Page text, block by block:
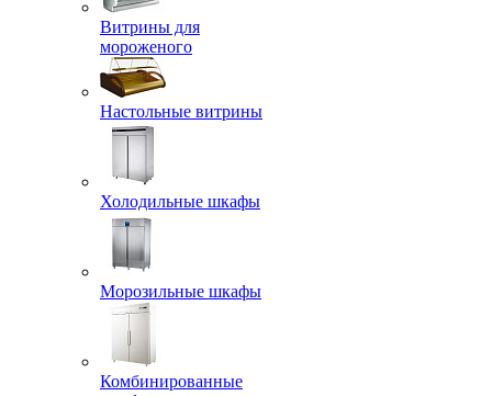
Витрины для
мороженого
Настольные витрины
Холодильные шкафы
Морозильные шкафы
Комбинированные